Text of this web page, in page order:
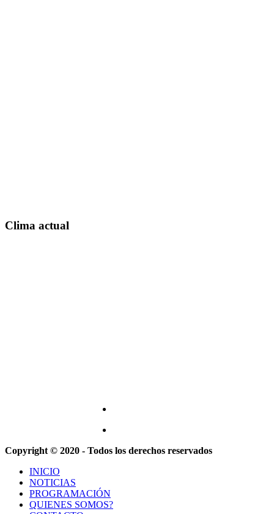
Clima actual
Copyright © 2020 - Todos los derechos reservados
INICIO
NOTICIAS
PROGRAMACIÓN
QUIENES SOMOS?